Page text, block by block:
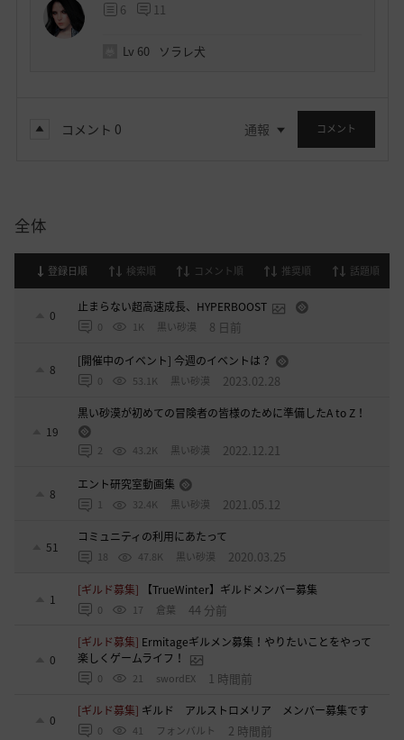
6 11
Lv 60 ソラレ犬
コメント 0 通報 コメント
全体
登録日順 検索順 コメント順 推奨順 話題順
0
止まらない超高速成長、HYPERBOOST
0 1K 黒い砂漠 8 日前
8
[開催中のイベント] 今週のイベントは？
0 53.1K 黒い砂漠 2023.02.28
19
黒い砂漠が初めての冒険者の皆様のために準備したA to Z！
2 43.2K 黒い砂漠 2022.12.21
8
エント研究室動画集
1 32.4K 黒い砂漠 2021.05.12
51
コミュニティの利用にあたって
18 47.8K 黒い砂漠 2020.03.25
1
[ギルド募集] 【TrueWinter】ギルドメンバー募集
0 17 倉葉 44 分前
0
[ギルド募集] Ermitageギルメン募集！やりたいことをやって
楽しくゲームライフ！
0 21 swordEX 1 時間前
0
[ギルド募集] ギルド アルストロメリア メンバー募集です
0 41 フォンバルト 2 時間前